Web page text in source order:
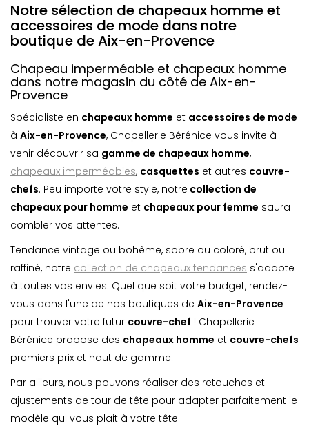
Notre sélection de chapeaux homme et
accessoires de mode dans notre
boutique de Aix-en-Provence
Chapeau imperméable et chapeaux homme
dans notre magasin du côté de Aix-en-
Provence
Spécialiste en chapeaux homme et accessoires de mode
à Aix-en-Provence, Chapellerie Bérénice vous invite à
venir découvrir sa gamme de chapeaux homme,
chapeaux imperméables, casquettes et autres couvre-
chefs. Peu importe votre style, notre collection de
chapeaux pour homme et chapeaux pour femme saura
combler vos attentes.
Tendance vintage ou bohème, sobre ou coloré, brut ou
raffiné, notre collection de chapeaux tendances s'adapte
à toutes vos envies. Quel que soit votre budget, rendez-
vous dans l'une de nos boutiques de Aix-en-Provence
pour trouver votre futur couvre-chef ! Chapellerie
Bérénice propose des chapeaux homme et couvre-chefs
premiers prix et haut de gamme.
Par ailleurs, nous pouvons réaliser des retouches et
ajustements de tour de tête pour adapter parfaitement le
modèle qui vous plait à votre tête.